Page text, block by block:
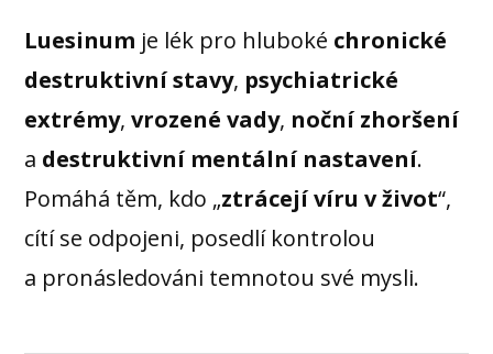
Luesinum je lék pro hluboké chronické
destruktivní stavy, psychiatrické
extrémy,vrozené vady, noční zhoršení
a destruktivní mentální nastavení.
Pomáhá těm, kdo „ztrácejí víru v život“,
cítí se odpojeni, posedlí kontrolou
a pronásledováni temnotou své mysli.